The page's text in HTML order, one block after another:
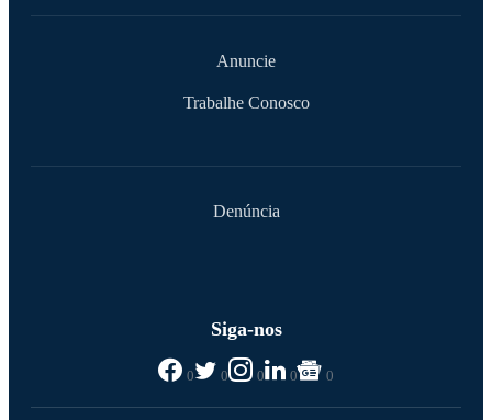
Anuncie
Trabalhe Conosco
Denúncia
Siga-nos
0 0 0 0 0